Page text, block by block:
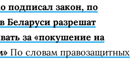
подписал закон, по
Беларуси разрешат
за «покушение на
По словам правозащитных